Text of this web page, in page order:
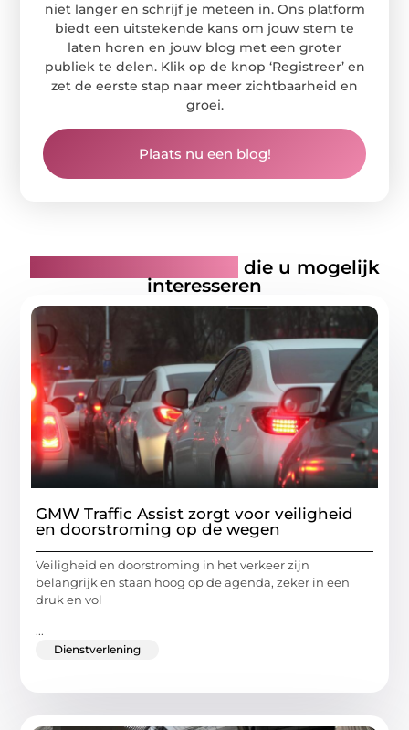
niet langer en schrijf je meteen in. Ons platform
biedt een uitstekende kans om jouw stem te
laten horen en jouw blog met een groter
publiek te delen. Klik op de knop ‘Registreer’ en
zet de eerste stap naar meer zichtbaarheid en
groei.
Plaats nu een blog!
die u mogelijk
interesseren
GMW Traffic Assist zorgt voor veiligheid
en doorstroming op de wegen
Veiligheid en doorstroming in het verkeer zijn
belangrijk en staan hoog op de agenda, zeker in een
druk en vol
...
Dienstverlening